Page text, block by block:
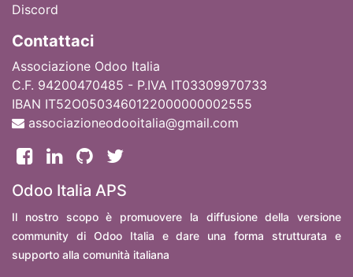
Discord
Contattaci
Associazione Odoo Italia
C.F. 94200470485 - P.IVA IT03309970733
IBAN IT52O0503460122000000002555
associazioneodooitalia@gmail.com
Odoo Italia APS
Il nostro scopo è promuovere la diffusione della versione
community di Odoo Italia e dare una forma strutturata e
supporto alla comunità italiana